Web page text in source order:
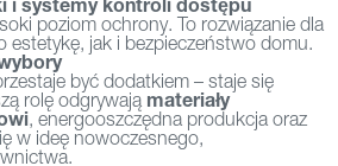
poziom ochrony. To rozwiązanie dla
estetykę, jak i bezpieczeństwo domu.
być dodatkiem – staje się
rolę odgrywają materiały
, energooszczędna produkcja oraz
w ideę nowoczesnego,